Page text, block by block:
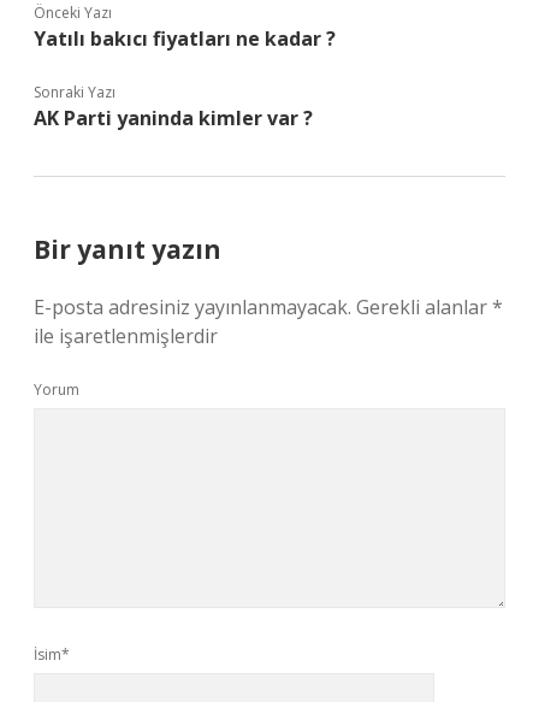
Önceki Yazı
Yatılı bakıcı fiyatları ne kadar ?
Sonraki Yazı
AK Parti yaninda kimler var ?
Bir yanıt yazın
E-posta adresiniz yayınlanmayacak. Gerekli alanlar*
ile işaretlenmişlerdir
Yorum
İsim*